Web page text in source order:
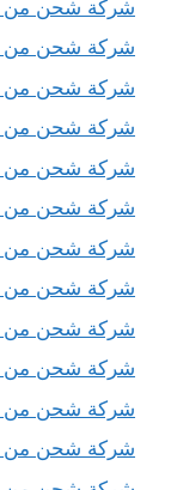
شركة شحن من
شركة شحن من
شركة شحن من
شركة شحن من
شركة شحن من
شركة شحن من
شركة شحن من
شركة شحن من
شركة شحن من
شركة شحن من
شركة شحن من
شركة شحن من